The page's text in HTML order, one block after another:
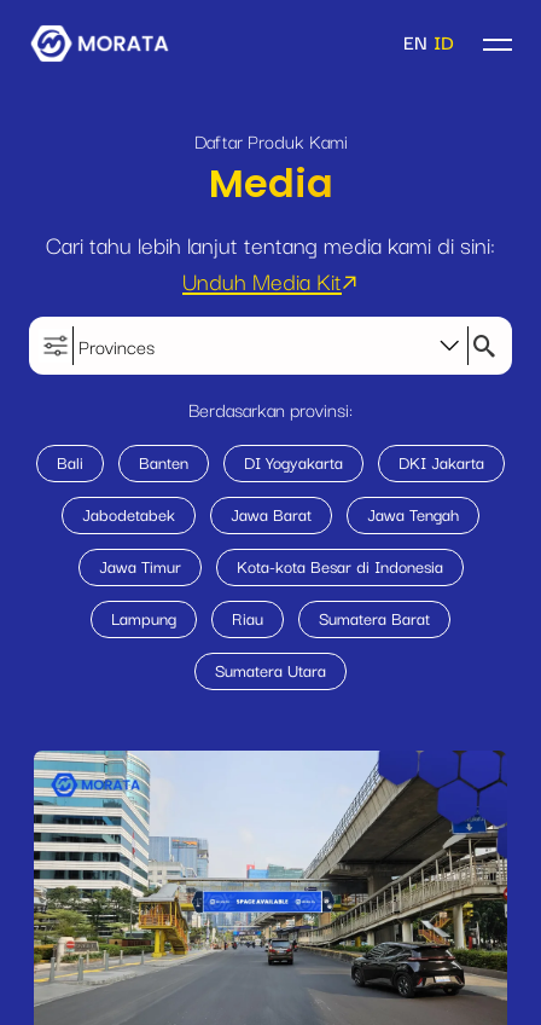
EN ID
Daftar Produk Kami
Media
Cari tahu lebih lanjut tentang media kami di sini:
Unduh Media Kit
Provinces
Berdasarkan provinsi:
Bali Banten DI Yogyakarta
DKI Jakarta
Jabodetabek
Jawa Barat
Jawa Tengah
Jawa Timur
Kota-kota Besar di Indonesia
Lampung
Riau
Sumatera Barat
Sumatera Utara